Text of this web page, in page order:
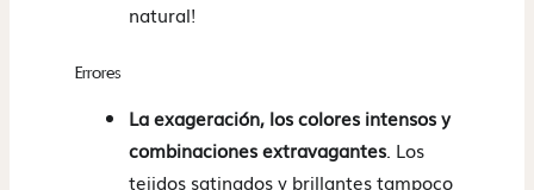
natural!
Errores
La exageración, los colores intensos y
combinaciones extravagantes. Los
tejidos satinados y brillantes tampoco